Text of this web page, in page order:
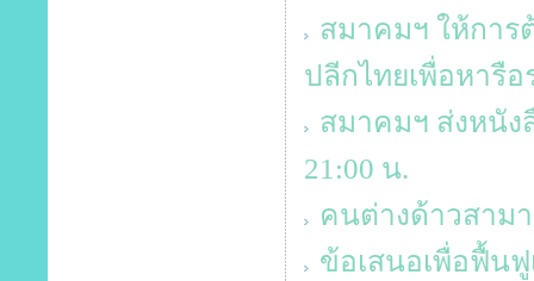
สมาคมฯ ให้กา
ปลีกไทยเพื่อหารื
สมาคมฯ ส่งหนัง
21:00 น.
คนต่างด้าวสาม
ข้อเสนอเพื่อฟื้นฟู